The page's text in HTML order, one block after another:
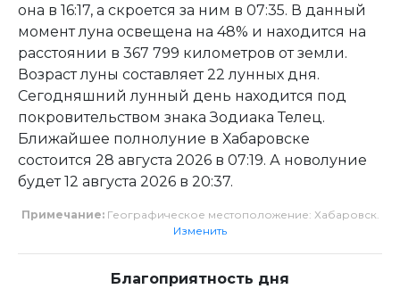
она в 16:17, а скроется за ним в 07:35. В данный
момент луна освещена на 48% и находится на
расстоянии в 367 799 километров от земли.
Возраст луны составляет 22 лунных дня.
Сегодняшний лунный день находится под
покровительством знака Зодиака Телец.
Ближайшее полнолуние в Хабаровске
состоится 28 августа 2026 в 07:19. А новолуние
будет 12 августа 2026 в 20:37.
Примечание: Географическое местоположение: Хабаровск.
Изменить
Благоприятность дня